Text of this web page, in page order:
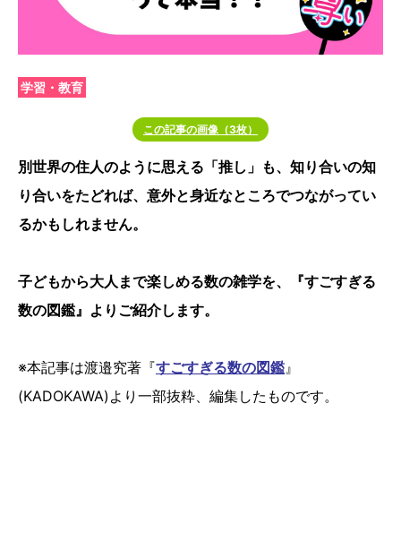
学習・教育
この記事の画像（3枚）
別世界の住人のように思える「推し」も、知り合いの知
り合いをたどれば、意外と身近なところでつながってい
るかもしれません。
子どもから大人まで楽しめる数の雑学を、『すごすぎる
数の図鑑』よりご紹介します。
※本記事は渡邉究著『すごすぎる数の図鑑 』
(KADOKAWA)より一部抜粋、編集したものです。